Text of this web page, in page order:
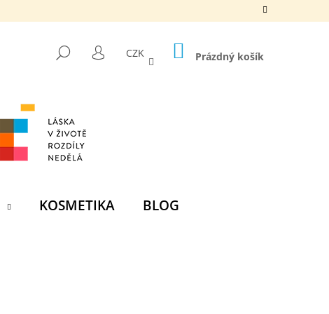
HLEDAT
PŘIHLÁŠENÍ
CZK NÁKUPNÍ
KOŠÍK
Prázdný košík
KOSMETIKA BLOG